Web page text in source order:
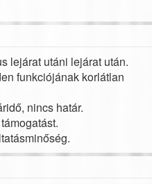
lejárat utáni lejárat után.
funkciójának korlátlan
nincs határ.